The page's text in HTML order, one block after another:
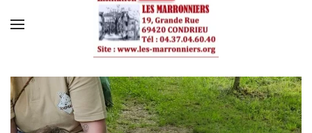
Skip to main content